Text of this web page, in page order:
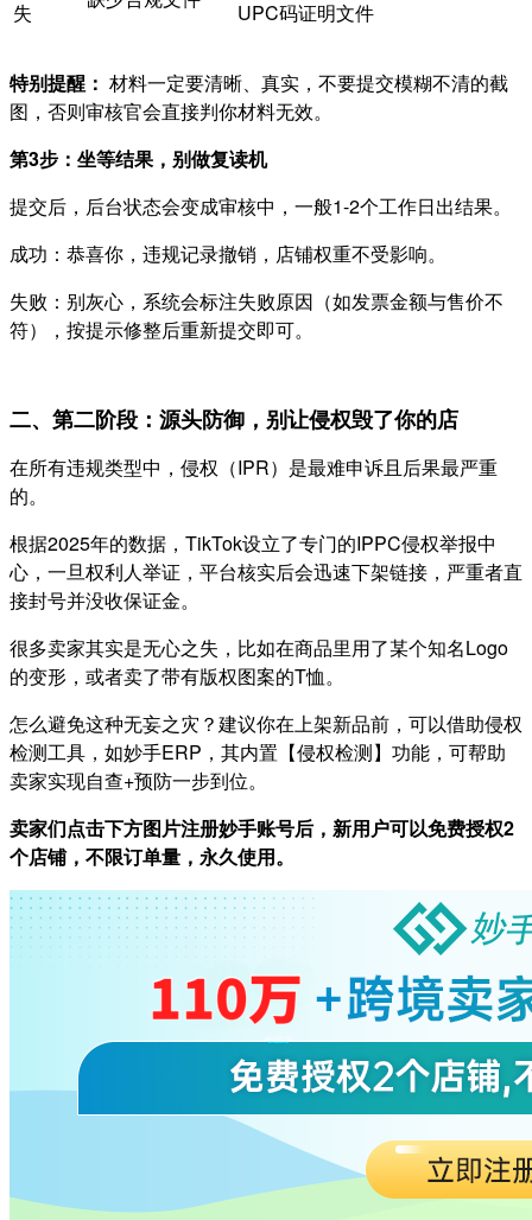
失 UPC码证明文件
特别提醒： 材料一定要清晰、真实，不要提交模糊不清的截
图，否则审核官会直接判你材料无效。
第3步：坐等结果，别做复读机
提交后，后台状态会变成审核中，一般1-2个工作日出结果。
成功：恭喜你，违规记录撤销，店铺权重不受影响。
失败：别灰心，系统会标注失败原因（如发票金额与售价不
符），按提示修整后重新提交即可。
二、第二阶段：源头防御，别让侵权毁了你的店
在所有违规类型中，侵权（IPR）是最难申诉且后果最严重
的。
根据2025年的数据，TikTok设立了专门的IPPC侵权举报中
心，一旦权利人举证，平台核实后会迅速下架链接，严重者直
接封号并没收保证金。
很多卖家其实是无心之失，比如在商品里用了某个知名Logo
的变形，或者卖了带有版权图案的T恤。
怎么避免这种无妄之灾？建议你在上架新品前，可以借助侵权
检测工具，如妙手ERP，其内置【侵权检测】功能，可帮助
卖家实现自查+预防一步到位。
卖家们点击下方图片注册妙手账号后，新用户可以免费授权2
个店铺，不限订单量，永久使用。